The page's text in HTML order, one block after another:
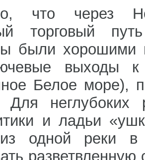
что через
торговый
были
выходы
Белое море),
Для неглубоких
и ладьи
одной реки